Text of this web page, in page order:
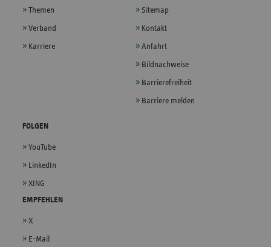
Themen
Verband
Karriere
Sitemap
Kontakt
Anfahrt
Bildnachweise
Barrierefreiheit
Barriere melden
FOLGEN
YouTube
LinkedIn
XING
EMPFEHLEN
X
E-Mail